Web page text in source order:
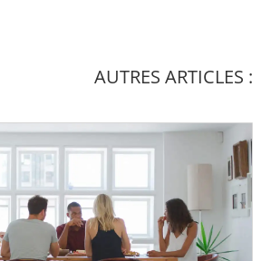
AUTRES ARTICLES :